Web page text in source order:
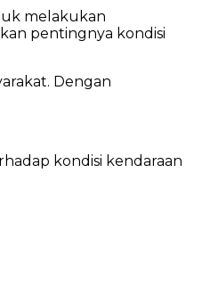
melakukan
pentingnya kondisi
Dengan
kondisi kendaraan